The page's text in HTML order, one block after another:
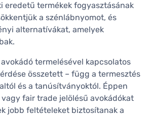
eredetű termékek fogyasztásának
a szénlábnyomot, és
alternatívákat, amelyek
termelésével kapcsolatos
összetett – függ a termesztés
és a tanúsítványoktól. Éppen
fair trade jelölésű avokádókat
jobb feltételeket biztosítanak a